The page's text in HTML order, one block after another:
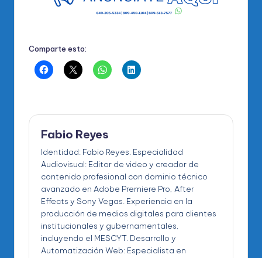
Comparte esto:
Fabio Reyes
Identidad: Fabio Reyes. Especialidad
Audiovisual: Editor de video y creador de
contenido profesional con dominio técnico
avanzado en Adobe Premiere Pro, After
Effects y Sony Vegas. Experiencia en la
producción de medios digitales para clientes
institucionales y gubernamentales,
incluyendo el MESCYT. Desarrollo y
Automatización Web: Especialista en